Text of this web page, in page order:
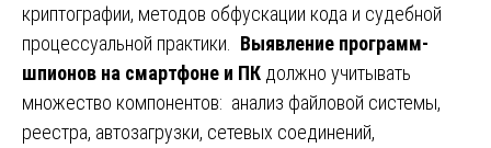
криптографии, методов обфускации кода и судебной
процессуальной практики. Выявление программ-
шпионов на смартфоне и ПК должно учитывать
множество компонентов: анализ файловой системы,
реестра, автозагрузки, сетевых соединений,